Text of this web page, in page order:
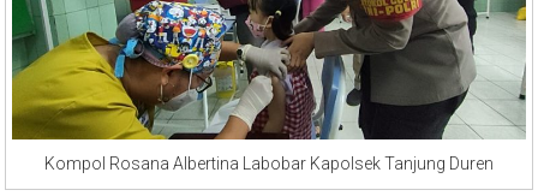
Kompol Rosana Albertina Labobar Kapolsek Tanjung Duren